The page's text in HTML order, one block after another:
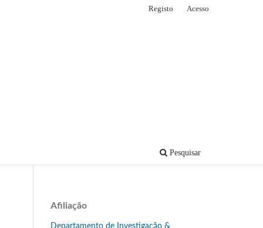
Pesquisar
Registo Acesso
Afiliação
Departamento de Investigação &